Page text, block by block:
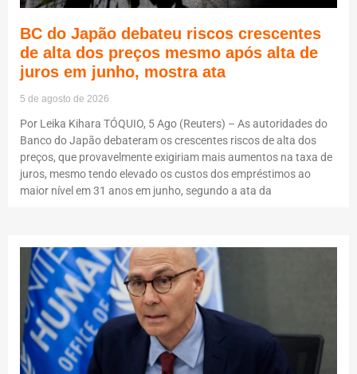
BC do Japão debateu riscos crescentes
de alta dos preços mesmo após alta de
juros em junho, mostra ata
5 de agosto de 2026
Por Leika Kihara TÓQUIO, 5 Ago (Reuters) – As autoridades do
Banco do Japão debateram os crescentes riscos de alta dos
preços, que provavelmente exigiriam mais aumentos na taxa de
juros, mesmo tendo elevado os custos dos empréstimos ao
maior nível em 31 anos em junho, segundo a ata da